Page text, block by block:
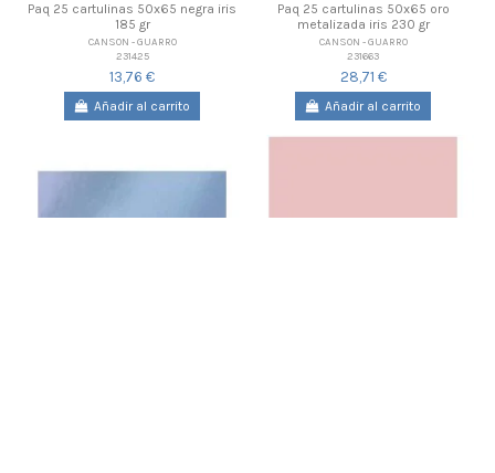
Paq 25 cartulinas 50x65 negra iris
185 gr
CANSON - GUARRO
231425
13,76 €
Añadir al carrito
Paq 25 cartulinas 50x65 oro
metalizada iris 230 gr
CANSON - GUARRO
231663
28,71 €
Añadir al carrito